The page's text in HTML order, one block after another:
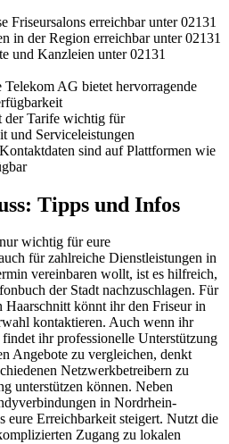
Friseursalons erreichbar unter 02131
in der Region erreichbar unter 02131
und Kanzleien unter 02131
Telekom AG bietet hervorragende
der Tarife wichtig für
und Serviceleistungen
sind auf Plattformen wie
Tipps und Infos
wichtig für eure
für zahlreiche Dienstleistungen in
vereinbaren wollt, ist es hilfreich,
der Stadt nachzuschlagen. Für
Haarschnitt könnt ihr den Friseur in
kontaktieren. Auch wenn ihr
ihr professionelle Unterstützung
Angebote zu vergleichen, denkt
Netzwerkbetreibern zu
unterstützen können. Neben
in Nordrhein-
eure Erreichbarkeit steigert. Nutzt die
Zugang zu lokalen